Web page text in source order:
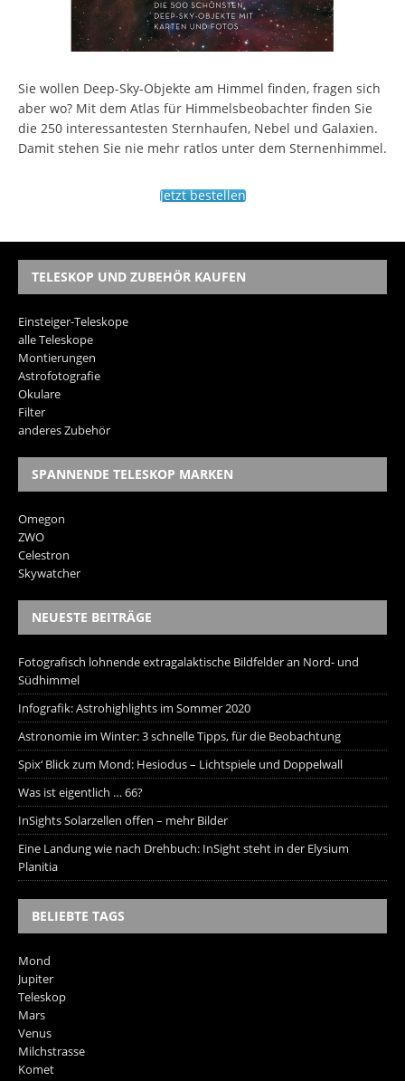
Sie wollen Deep-Sky-Objekte am Himmel finden, fragen sich
aber wo? Mit dem Atlas für Himmelsbeobachter finden Sie
die 250 interessantesten Sternhaufen, Nebel und Galaxien.
Damit stehen Sie nie mehr ratlos unter dem Sternenhimmel.
Jetzt bestellen
TELESKOP UND ZUBEHÖR KAUFEN
Einsteiger-Teleskope
alle Teleskope
Montierungen
Astrofotografie
Okulare
Filter
anderes Zubehör
SPANNENDE TELESKOP MARKEN
Omegon
ZWO
Celestron
Skywatcher
NEUESTE BEITRÄGE
Fotografisch lohnende extragalaktische Bildfelder an Nord- und
Südhimmel
Infografik: Astrohighlights im Sommer 2020
Astronomie im Winter: 3 schnelle Tipps, für die Beobachtung
Spix‘ Blick zum Mond: Hesiodus – Lichtspiele und Doppelwall
Was ist eigentlich … 66?
InSights Solarzellen offen – mehr Bilder
Eine Landung wie nach Drehbuch: InSight steht in der Elysium
Planitia
BELIEBTE TAGS
Mond
Jupiter
Teleskop
Mars
Venus
Milchstrasse
Komet